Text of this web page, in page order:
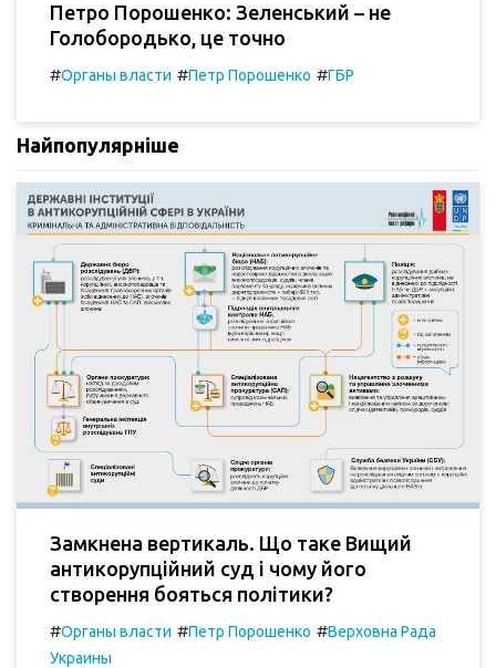
Петро Порошенко: Зеленський – не
Голобородько, це точно
#Органы власти #Петр Порошенко #ГБР
Найпопулярніше
Замкнена вертикаль. Що таке Вищий
антикорупційний суд і чому його
створення бояться політики?
#Органы власти #Петр Порошенко #Верховна Рада
Украины